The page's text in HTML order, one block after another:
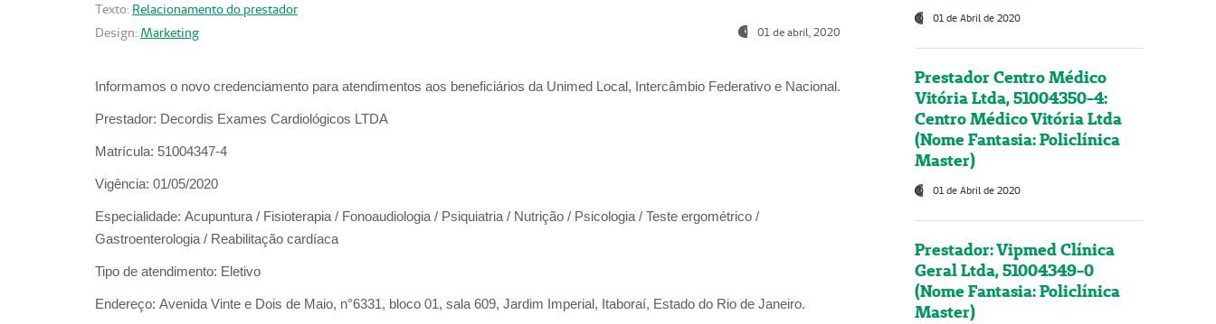
Texto: Relacionamento do prestador
Design: Marketing 01 de abril, 2020
Informamos o novo credenciamento para atendimentos aos beneficiários da Unimed Local, Intercâmbio Federativo e Nacional.
Prestador: Decordis Exames Cardiológicos LTDA
Matrícula: 51004347-4
Vigência: 01/05/2020
Especialidade: Acupuntura / Fisioterapia / Fonoaudiologia / Psiquiatria / Nutrição / Psicologia / Teste ergométrico /
Gastroenterologia / Reabilitação cardíaca
Tipo de atendimento: Eletivo
Endereço: Avenida Vinte e Dois de Maio, n°6331, bloco 01, sala 609, Jardim Imperial, Itaboraí, Estado do Rio de Janeiro.
01 de Abril de 2020
Prestador Centro Médico
Vitória Ltda, 51004350-4:
Centro Médico Vitória Ltda
(Nome Fantasia: Policlínica
Master)
01 de Abril de 2020
Prestador: Vipmed Clínica
Geral Ltda, 51004349-0
(Nome Fantasia: Policlínica
Master)